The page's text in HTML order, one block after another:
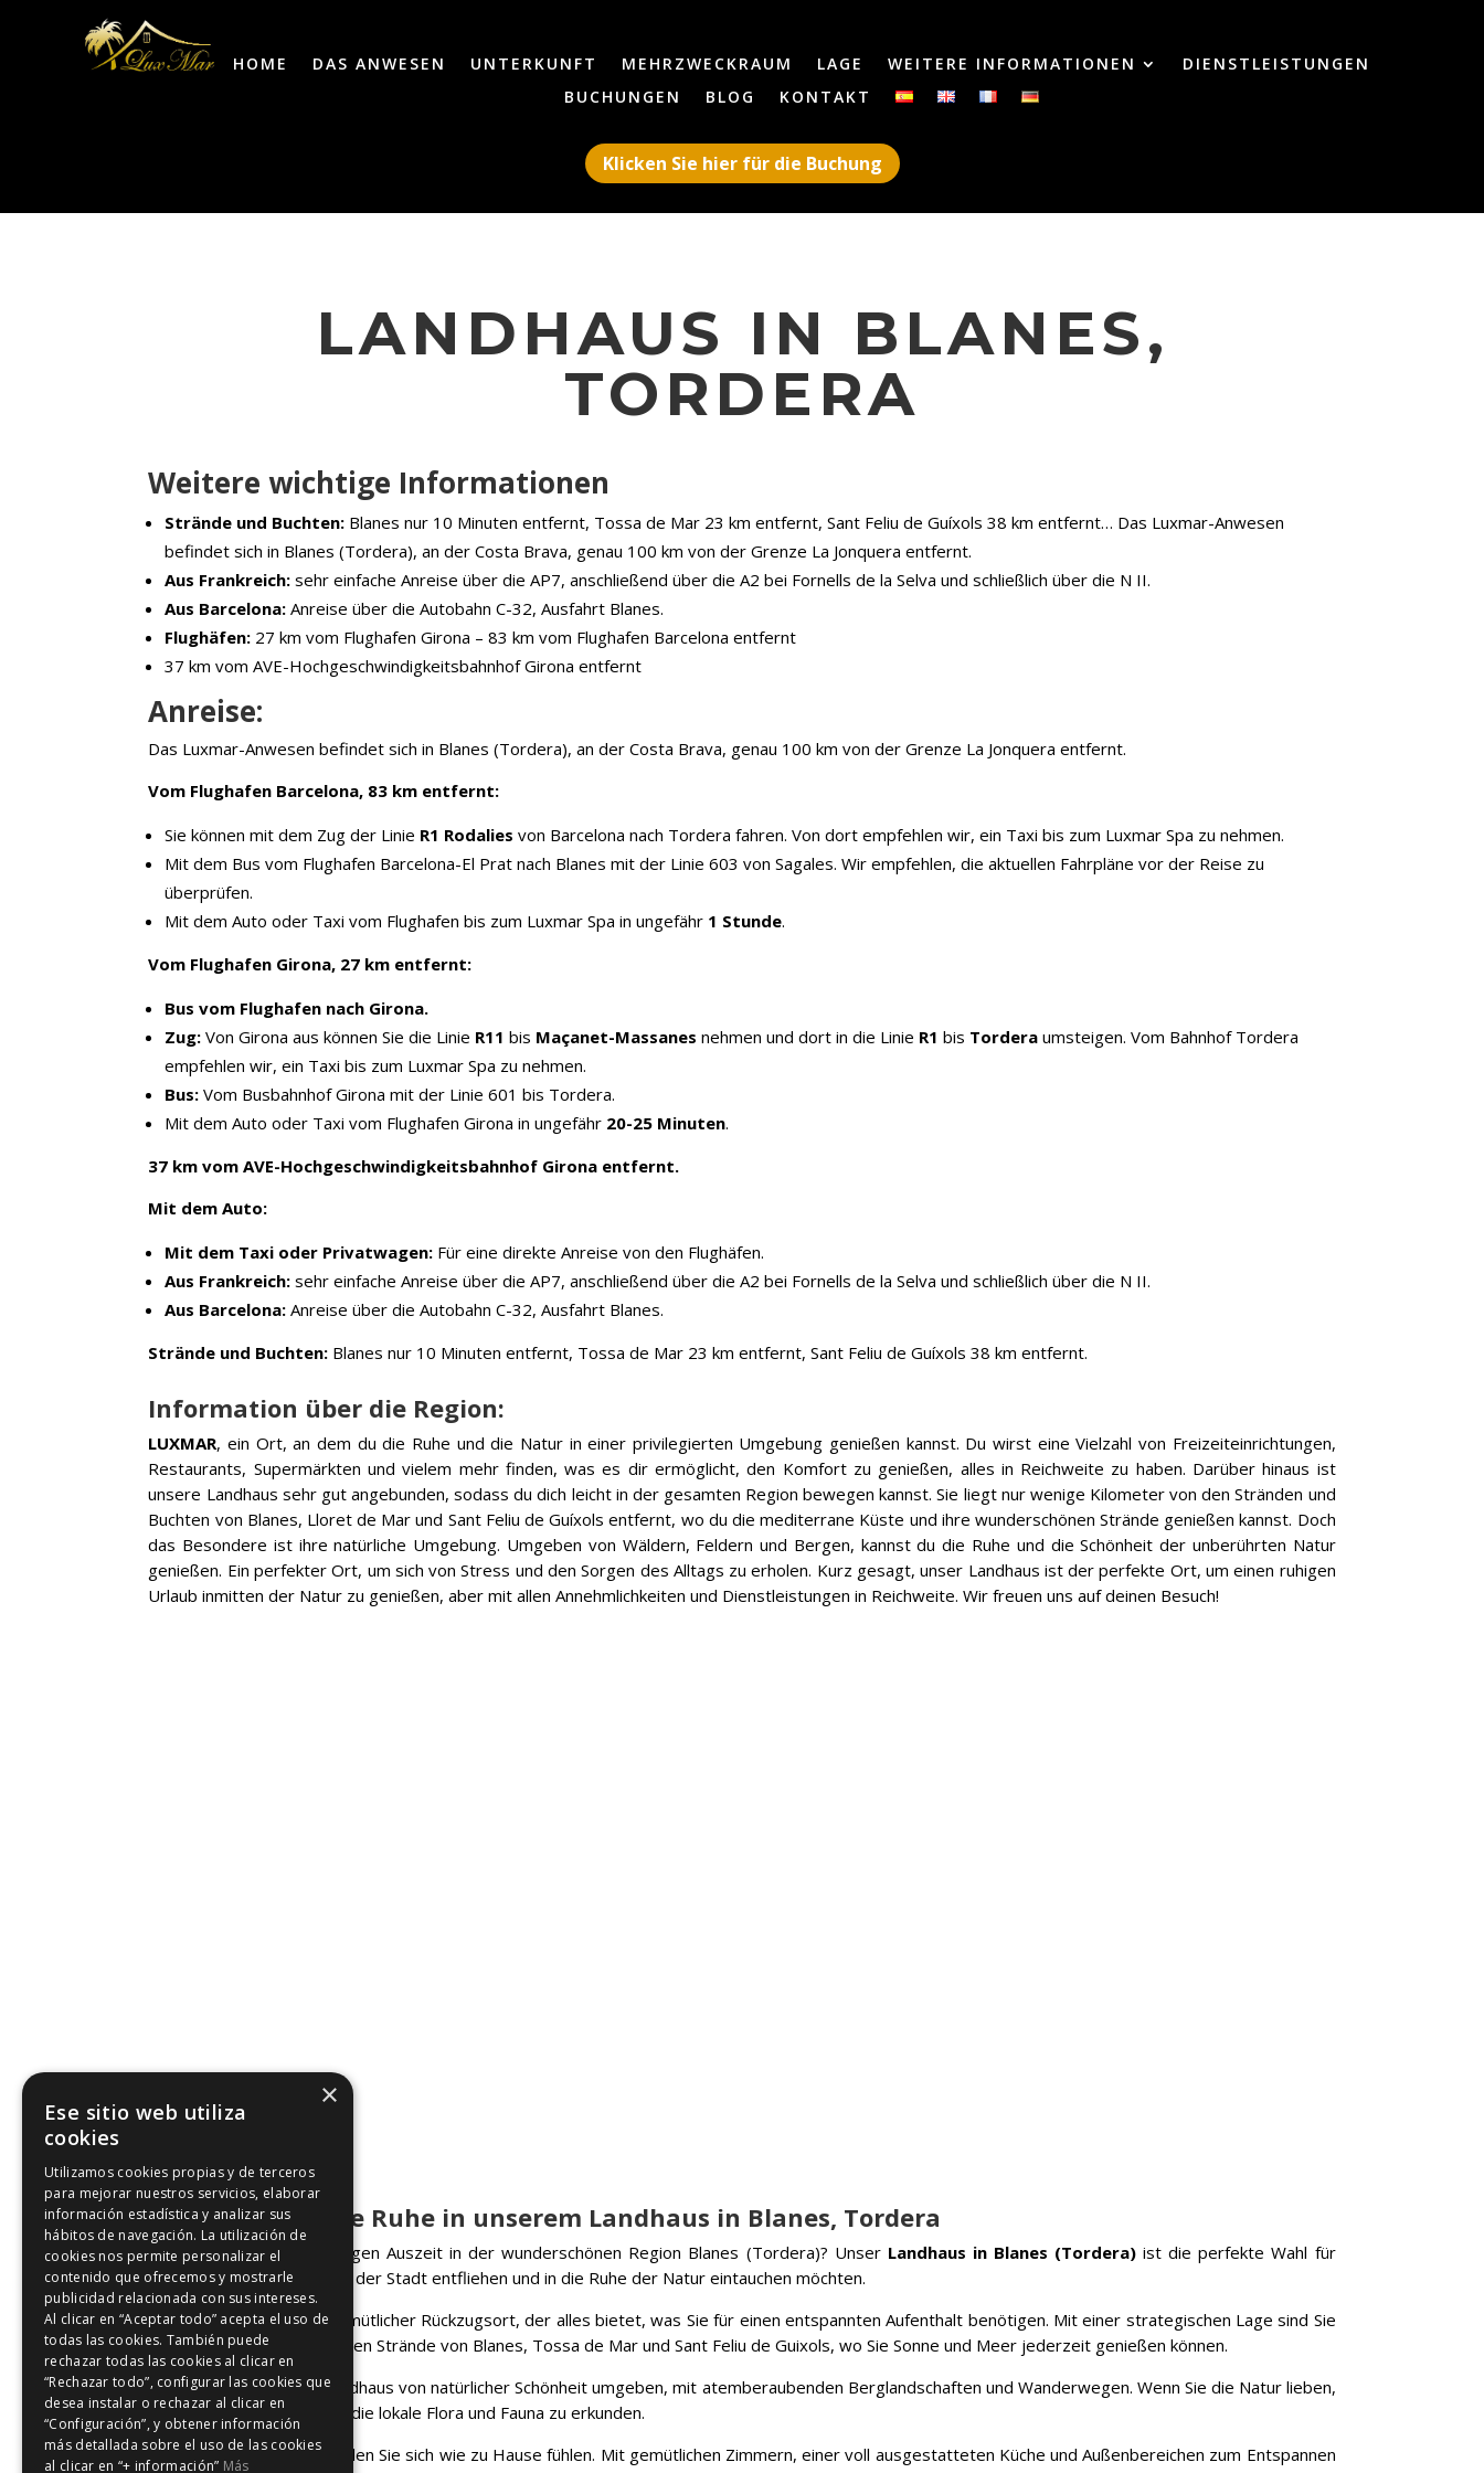
HOME DAS ANWESEN UNTERKUNFT MEHRZWECKRAUM LAGE WEITERE INFORMATIONEN
DIENSTLEISTUNGEN
BUCHUNGEN
BLOG KONTAKT
Klicken Sie hier für die Buchung
LANDHAUS IN BLANES,
TORDERA
Weitere wichtige Informationen
Strände und Buchten: Blanes nur 10 Minuten entfernt, Tossa de Mar 23 km entfernt, Sant Feliu de Guíxols 38 km entfernt… Das Luxmar-Anwesen
befindet sich in Blanes (Tordera), an der Costa Brava, genau 100 km von der Grenze La Jonquera entfernt.
Aus Frankreich: sehr einfache Anreise über die AP7, anschließend über die A2 bei Fornells de la Selva und schließlich über die N II.
Aus Barcelona: Anreise über die Autobahn C-32, Ausfahrt Blanes.
Flughäfen: 27 km vom Flughafen Girona – 83 km vom Flughafen Barcelona entfernt
37 km vom AVE-Hochgeschwindigkeitsbahnhof Girona entfernt
Anreise:
Das Luxmar-Anwesen befindet sich in Blanes (Tordera), an der Costa Brava, genau 100 km von der Grenze La Jonquera entfernt.
Vom Flughafen Barcelona, 83 km entfernt:
Sie können mit dem Zug der Linie R1 Rodalies von Barcelona nach Tordera fahren. Von dort empfehlen wir, ein Taxi bis zum Luxmar Spa zu nehmen.
Mit dem Bus vom Flughafen Barcelona-El Prat nach Blanes mit der Linie 603 von Sagales. Wir empfehlen, die aktuellen Fahrpläne vor der Reise zu
überprüfen.
Mit dem Auto oder Taxi vom Flughafen bis zum Luxmar Spa in ungefähr 1 Stunde.
Vom Flughafen Girona, 27 km entfernt:
Bus vom Flughafen nach Girona.
Zug: Von Girona aus können Sie die Linie R11 bis Maçanet-Massanes nehmen und dort in die Linie R1 bis Tordera umsteigen. Vom Bahnhof Tordera
empfehlen wir, ein Taxi bis zum Luxmar Spa zu nehmen.
Bus: Vom Busbahnhof Girona mit der Linie 601 bis Tordera.
Mit dem Auto oder Taxi vom Flughafen Girona in ungefähr 20-25 Minuten.
37 km vom AVE-Hochgeschwindigkeitsbahnhof Girona entfernt.
Mit dem Auto:
Mit dem Taxi oder Privatwagen: Für eine direkte Anreise von den Flughäfen.
Aus Frankreich: sehr einfache Anreise über die AP7, anschließend über die A2 bei Fornells de la Selva und schließlich über die N II.
Aus Barcelona: Anreise über die Autobahn C-32, Ausfahrt Blanes.
Strände und Buchten: Blanes nur 10 Minuten entfernt, Tossa de Mar 23 km entfernt, Sant Feliu de Guíxols 38 km entfernt.
Information über die Region:
LUXMAR, ein Ort, an dem du die Ruhe und die Natur in einer privilegierten Umgebung genießen kannst. Du wirst eine Vielzahl von Freizeiteinrichtungen,
Restaurants, Supermärkten und vielem mehr finden, was es dir ermöglicht, den Komfort zu genießen, alles in Reichweite zu haben. Darüber hinaus ist
unsere Landhaus sehr gut angebunden, sodass du dich leicht in der gesamten Region bewegen kannst. Sie liegt nur wenige Kilometer von den Stränden und
Buchten von Blanes, Lloret de Mar und Sant Feliu de Guíxols entfernt, wo du die mediterrane Küste und ihre wunderschönen Strände genießen kannst. Doch
das Besondere ist ihre natürliche Umgebung. Umgeben von Wäldern, Feldern und Bergen, kannst du die Ruhe und die Schönheit der unberührten Natur
genießen. Ein perfekter Ort, um sich von Stress und den Sorgen des Alltags zu erholen. Kurz gesagt, unser Landhaus ist der perfekte Ort, um einen ruhigen
Urlaub inmitten der Natur zu genießen, aber mit allen Annehmlichkeiten und Dienstleistungen in Reichweite. Wir freuen uns auf deinen Besuch!
Entdecken Sie die Ruhe in unserem Landhaus in Blanes, Tordera
Suchen Sie nach einer ruhigen Auszeit in der wunderschönen Region Blanes (Tordera)? Unser Landhaus in Blanes (Tordera) ist die perfekte Wahl für
diejenigen, die dem Trubel der Stadt entfliehen und in die Ruhe der Natur eintauchen möchten.
Unser Landhaus ist ein gemütlicher Rückzugsort, der alles bietet, was Sie für einen entspannten Aufenthalt benötigen. Mit einer strategischen Lage sind Sie
in der Nähe der wundervollen Strände von Blanes, Tossa de Mar und Sant Feliu de Guixols, wo Sie Sonne und Meer jederzeit genießen können.
Darüber hinaus ist das Landhaus von natürlicher Schönheit umgeben, mit atemberaubenden Berglandschaften und Wanderwegen. Wenn Sie die Natur lieben,
ist dies der ideale Ort, um die lokale Flora und Fauna zu erkunden.
In unserem Landhaus werden Sie sich wie zu Hause fühlen. Mit gemütlichen Zimmern, einer voll ausgestatteten Küche und Außenbereichen zum Entspannen
×
Ese sitio web utiliza
cookies
Utilizamos cookies propias y de terceros
para mejorar nuestros servicios, elaborar
información estadística y analizar sus
hábitos de navegación. La utilización de
cookies nos permite personalizar el
contenido que ofrecemos y mostrarle
publicidad relacionada con sus intereses.
Al clicar en “Aceptar todo” acepta el uso de
todas las cookies. También puede
rechazar todas las cookies al clicar en
“Rechazar todo”, configurar las cookies que
desea instalar o rechazar al clicar en
“Configuración”, y obtener información
más detallada sobre el uso de las cookies
al clicar en “+ información” Más